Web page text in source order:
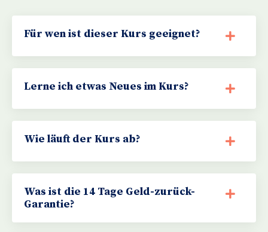
Für wen ist dieser Kurs geeignet?
Lerne ich etwas Neues im Kurs?
Wie läuft der Kurs ab?
Was ist die 14 Tage Geld-zurück-
Garantie?